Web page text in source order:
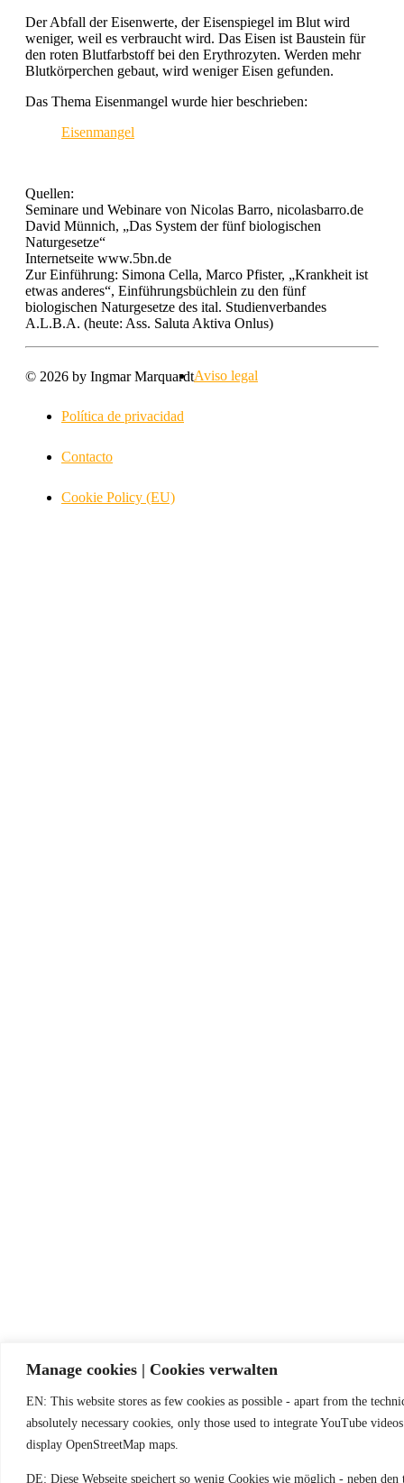
Manage cookies | Cookies verwalten
EN: This website stores as few cookies as possible - apart from the
absolutely necessary cookies, only those used to integrate YouTube
display OpenStreetMap maps.
DE: Diese Webseite speichert so wenig Cookies wie möglich - neben den
Der Abfall der Eisenwerte, der Eisenspiegel im Blut wird
weniger, weil es verbraucht wird. Das Eisen ist Baustein für
den roten Blutfarbstoff bei den Erythrozyten. Werden mehr
Blutkörperchen gebaut, wird weniger Eisen gefunden.
Das Thema Eisenmangel wurde hier beschrieben:
Eisenmangel
Quellen:
Seminare und Webinare von Nicolas Barro, nicolasbarro.de
David Münnich, „Das System der fünf biologischen
Naturgesetze“
Internetseite www.5bn.de
Zur Einführung: Simona Cella, Marco Pfister, „Krankheit ist
etwas anderes“, Einführungsbüchlein zu den fünf
biologischen Naturgesetze des ital. Studienverbandes
A.L.B.A. (heute: Ass. Saluta Aktiva Onlus)
© 2026 by Ingmar MarquardtAviso legal
Política de privacidad
Contacto
Cookie Policy (EU)